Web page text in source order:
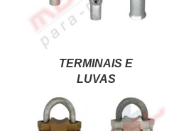
TERMINAIS E
LUVAS